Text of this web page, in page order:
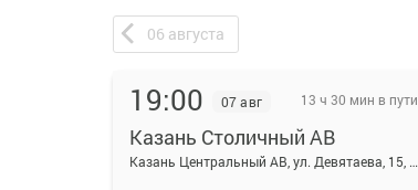
06 августа
19:00 07 авг 13 ч 30 мин в пути
Казань Столичный АВ
Казань Центральный АВ, ул. Девятаева, 15, Казань